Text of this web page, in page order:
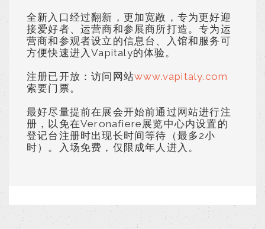
全新入口经过翻新，更加宽敞，专为更好迎
接爱好者、运营商和参展商所打造。专为运
营商和参观者设立的信息台、入馆和服务可
方便快速进入Vapitaly的体验。
注册已开放：访问网站www.vapitaly.com
索要门票。
最好尽量提前在展会开始前通过网站进行注
册，以免在Veronafiere展览中心内设置的
登记台注册时出现长时间等待（最多2小
时）。入场免费，仅限成年人进入。